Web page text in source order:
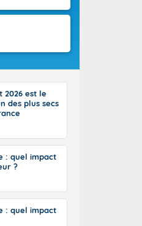
2026 est le
des plus secs
: quel impact
?
: quel impact